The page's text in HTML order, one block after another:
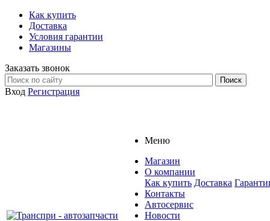
Как купить
Доставка
Условия гарантии
Магазины
Заказать звонок
Вход Регистрация
Меню
Магазин
О компании
Как купить Доставка
Контакты
Автосервис
Новости